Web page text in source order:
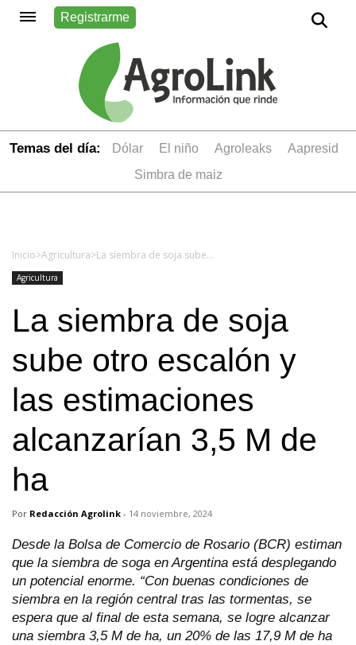
Registrarme
Temas del día: dólar el niño Agroleaks
aapresid
simbra de maiz
Inicio>Agricultura> La siembra de soja sube otro escalón y las estimaciones alcanzarían 3,5 M de ha
Agricultura
La siembra de soja
sube otro escalón y
las estimaciones
alcanzarían 3,5 M de
ha
Por Redacción Agrolink - 14 noviembre, 2024
Desde la Bolsa de Comercio de Rosario (BCR) estiman
que la siembra de soga en Argentina está desplegando
un potencial enorme. “Con buenas condiciones de
siembra en la región central tras las tormentas, se
espera que al final de esta semana, se logre alcanzar
una siembra 3,5 M de ha, un 20% de las 17,9 M de ha